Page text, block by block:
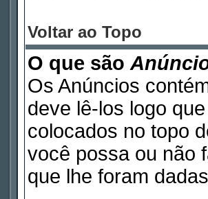
Voltar ao Topo
O que são
Os Anúncios
deve lê-los logo
colocados no topo
você possa ou não
que lhe foram